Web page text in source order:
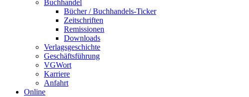
Buchhandel
Bücher / Buchhandels-Ticker
Zeitschriften
Remissionen
Downloads
Verlagsgeschichte
Geschäftsführung
VGWort
Karriere
Anfahrt
Online